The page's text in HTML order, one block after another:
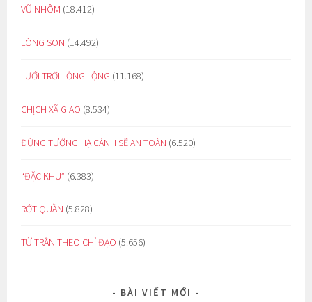
VŨ NHÔM (18.412)
LÒNG SON (14.492)
LƯỚI TRỜI LỒNG LỘNG (11.168)
CHỊCH XÃ GIAO (8.534)
ĐỪNG TƯỞNG HẠ CÁNH SẼ AN TOÀN (6.520)
“ĐẶC KHU” (6.383)
RỚT QUẦN (5.828)
TỪ TRẦN THEO CHỈ ĐẠO (5.656)
BÀI VIẾT MỚI